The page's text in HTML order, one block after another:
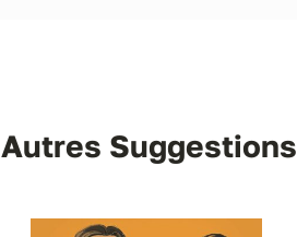
Autres Suggestions